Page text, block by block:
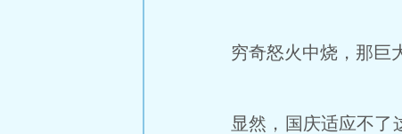
穷奇怒火中烧，那巨
显然，国庆适应不了